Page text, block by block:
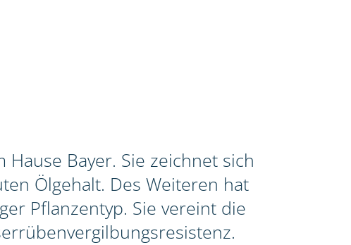
Bayer. Sie zeichnet sich
Ölgehalt. Des Weiteren hat
Pflanzentyp. Sie vereint die